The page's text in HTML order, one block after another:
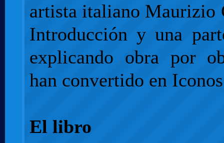
artista italiano Maurizio
Introducción y una
explicando obra por
han convertido en
El libro